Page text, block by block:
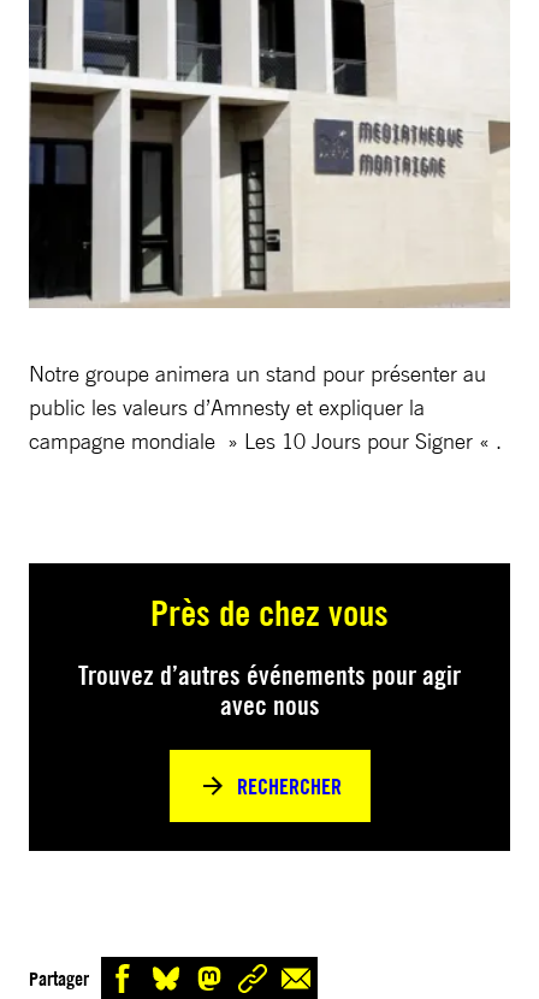
Notre groupe animera un stand pour présenter au
public les valeurs d’Amnesty et expliquer la
campagne mondiale » Les 10 Jours pour Signer « .
Près de chez vous
Trouvez d’autres événements pour agir
avec nous
RECHERCHER
Partager